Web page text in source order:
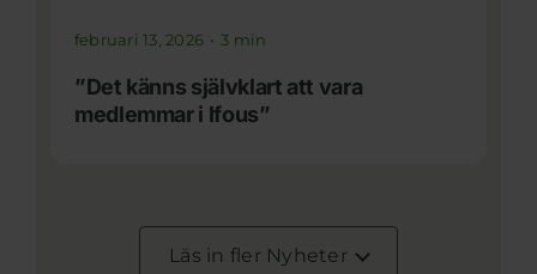
februari 13, 2026 • 3 min
”Det känns självklart att vara
medlemmar i Ifous”
Läs in fler Nyheter